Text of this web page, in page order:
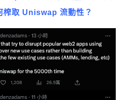
榨取 Uniswap 流動性？